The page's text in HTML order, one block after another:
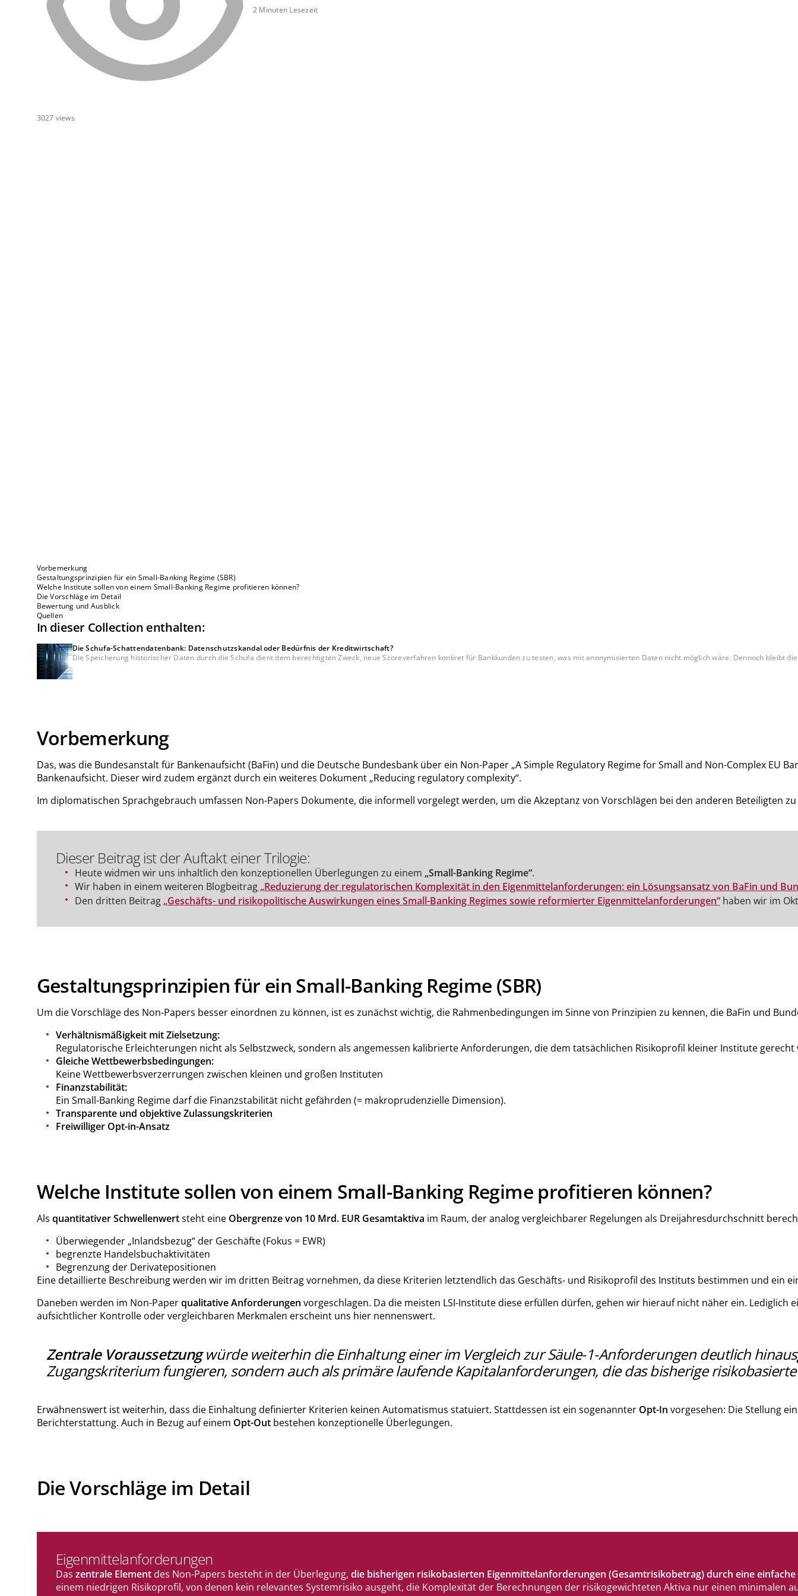
3027 views
2 Minuten Lesezeit
Vorbemerkung
Gestaltungsprinzipien für ein Small-Banking Regime (SBR)
Welche Institute sollen von einem Small-Banking Regime profitieren können?
Die Vorschläge im Detail
Bewertung und Ausblick
Quellen
In dieser Collection enthalten:
Die Schufa-Schattendatenbank: Datenschutzskandal oder Bedürfnis der Kreditwirtschaft?
Die Speicherung historischer Daten durch die Schufa dient dem berechtigten Zweck, neue Scoreverfahren konkret für Bankkunden zu testen, was mit anonymisierten Daten nicht möglich wäre. Dennoch
Vorbemerkung
Das, was die Bundesanstalt für Bankenaufsicht (BaFin) und die Deutsche Bundesbank über ein Non-Paper „A Simple Regulatory Regime for Small and Non-Complex
Bankenaufsicht. Dieser wird zudem ergänzt durch ein weiteres Dokument „Reducing regulatory complexity“.
Im diplomatischen Sprachgebrauch umfassen Non-Papers Dokumente, die informell vorgelegt werden, um die Akzeptanz von Vorschlägen bei den anderen
Dieser Beitrag ist der Auftakt einer Trilogie:
Heute widmen wir uns inhaltlich den konzeptionellen Überlegungen zu einem „Small-Banking Regime“.
Wir haben in einem weiteren Blogbeitrag„Reduzierung der regulatorischen Komplexität in den Eigenmittelanforderungen: ein Lösungsansatz von BaFin und
Den dritten Beitrag „Geschäfts- und risikopolitische Auswirkungen eines Small-Banking Regimes sowie reformierter Eigenmittelanforderungen“haben wir im
Gestaltungsprinzipien für ein Small-Banking Regime (SBR)
Um die Vorschläge des Non-Papers besser einordnen zu können, ist es zunächst wichtig, die Rahmenbedingungen im Sinne von Prinzipien zu kennen, die BaFin und
Verhältnismäßigkeit mit Zielsetzung:
Regulatorische Erleichterungen nicht als Selbstzweck, sondern als angemessen kalibrierte Anforderungen, die dem tatsächlichen Risikoprofil kleiner Institute gerecht
Gleiche Wettbewerbsbedingungen:
Keine Wettbewerbsverzerrungen zwischen kleinen und großen Instituten
Finanzstabilität:
Ein Small-Banking Regime darf die Finanzstabilität nicht gefährden (= makroprudenzielle Dimension).
Transparente und objektive Zulassungskriterien
Freiwilliger Opt-in-Ansatz
Welche Institute sollen von einem Small-Banking Regime profitieren können?
Als quantitativer Schwellenwertsteht eine Obergrenze von 10 Mrd. EUR Gesamtaktiva im Raum, der analog vergleichbarer Regelungen als Dreijahresdurchschnitt
Überwiegender „Inlandsbezug“ der Geschäfte (Fokus = EWR)
begrenzte Handelsbuchaktivitäten
Begrenzung der Derivatepositionen
Eine detaillierte Beschreibung werden wir im dritten Beitrag vornehmen, da diese Kriterien letztendlich das Geschäfts- und Risikoprofil des Instituts bestimmen und ein
Daneben werden im Non-Paperqualitative Anforderungen vorgeschlagen. Da die meisten LSI-Institute diese erfüllen dürfen, gehen wir hierauf nicht näher ein.
aufsichtlicher Kontrolle oder vergleichbaren Merkmalen erscheint uns hier nennenswert.
Zentrale Voraussetzungwürde weiterhin die Einhaltung einer im Vergleich zur Säule-1-Anforderungen deutlich
Zugangskriterium fungieren, sondern auch als primäre laufende Kapitalanforderungen, die das bisherige
Erwähnenswert ist weiterhin, dass die Einhaltung definierter Kriterien keinen Automatismus statuiert. Stattdessen ist ein sogenannter Opt-In vorgesehen: Die Stellung
Berichterstattung. Auch in Bezug auf einem Opt-Outbestehen konzeptionelle Überlegungen.
Die Vorschläge im Detail
Eigenmittelanforderungen
Das zentrale Elementdes Non-Papers besteht in der Überlegung, die bisherigen risikobasierten Eigenmittelanforderungen (Gesamtrisikobetrag) durch eine
einem niedrigen Risikoprofil, von denen kein relevantes Systemrisiko ausgeht, die Komplexität der Berechnungen der risikogewichteten Aktiva nur einen